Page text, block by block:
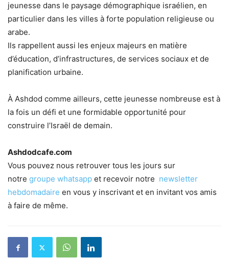
jeunesse dans le paysage démographique israélien, en
particulier dans les villes à forte population religieuse ou
arabe.
Ils rappellent aussi les enjeux majeurs en matière
d’éducation, d’infrastructures, de services sociaux et de
planification urbaine.
À Ashdod comme ailleurs, cette jeunesse nombreuse est à
la fois un défi et une formidable opportunité pour
construire l’Israël de demain.
Ashdodcafe.com
Vous pouvez nous retrouver tous les jours sur
notre groupe whatsapp et recevoir notre newsletter
hebdomadaire en vous y inscrivant et en invitant vos amis
à faire de même.